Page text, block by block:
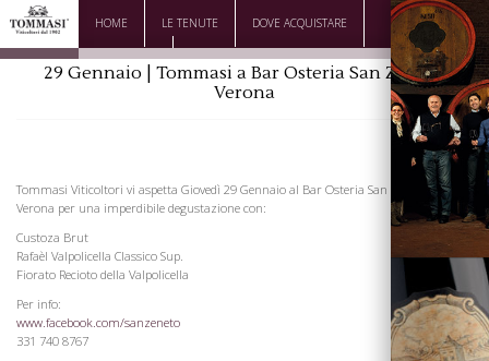
HOME LE TENUTE DOVE ACQUISTARE
DOWNLOAD CONTATTI
29 Gennaio | Tommasi a Bar Osteria San Zeneto
Verona
Tommasi Viticoltori vi aspetta Giovedì 29 Gennaio al Bar Osteria San Zeneto a
Verona per una imperdibile degustazione con:
Custoza Brut
Rafaèl Valpolicella Classico Sup.
Fiorato Recioto della Valpolicella
Per info:
www.facebook.com/sanzeneto
331 740 8767